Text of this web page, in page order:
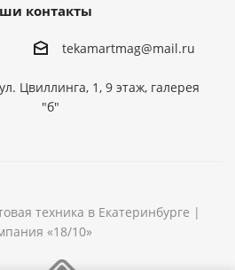
контакты
tekamartmag@mail.ru
Цвиллинга, 1, 9 этаж, галерея
"б"
техника в Екатеринбурге |
«18/10»